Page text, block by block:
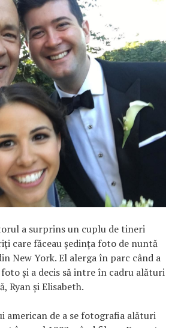
a surprins un cuplu de tineri
care făceau ședința foto de nuntă
New York. El alerga în parc când a
și a decis să intre în cadru alături
Ryan și Elisabeth.
american de a se fotografia alături